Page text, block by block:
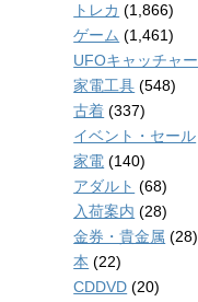
トレカ (1,866)
ゲーム (1,461)
UFOキャッチャー
家電工具 (548)
古着 (337)
イベント・セール
家電 (140)
アダルト (68)
入荷案内 (28)
金券・貴金属 (28)
本 (22)
CDDVD (20)